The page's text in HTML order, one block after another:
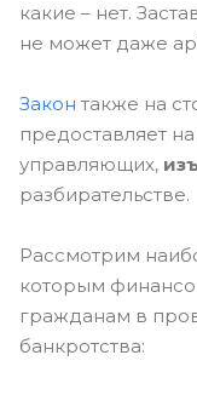
какие – нет.
не может даже
Закон также на
предоставляет
управляющих,
разбирательстве.
Рассмотрим
которым
гражданам в
банкротства: